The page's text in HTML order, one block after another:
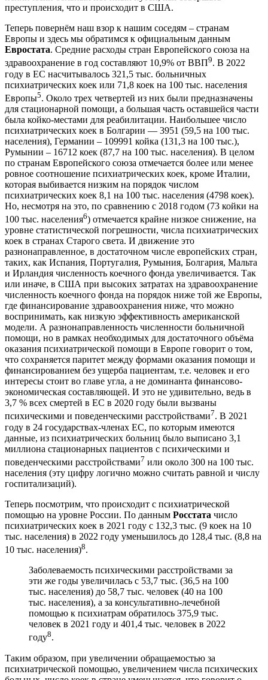
преступления, что и происходит в США.
Теперь повернём наш взор к нашим соседям – странам
Европы и здесь мы обратимся к официальным данным
Евростата. Средние расходы стран Европейского союза на
здравоохранение в год составляют 10,9% от ВВП9. В 2022
году в ЕС насчитывалось 321,5 тыс. больничных
психиатрических коек или 71,8 коек на 100 тыс. населения
Европы5. Около трех четвертей из них были предназначены
для стационарной помощи, а большая часть оставшейся части
была койко-местами для реабилитации. Наибольшее число
психиатрических коек в Болгарии — 3951 (59,5 на 100 тыс.
населения), Германии – 109991 койка (131,3 на 100 тыс.),
Румынии – 16712 коек (87,7 на 100 тыс. населения). В целом
по странам Европейского союза отмечается более или менее
ровное соотношение психиатрических коек, кроме Италии,
которая выбивается низким на порядок числом
психиатрических коек 8,1 на 100 тыс. населения (4798 коек).
Но, несмотря на это, по сравнению с 2018 годом (73 койки на
100 тыс. населения6) отмечается крайне низкое снижение, на
уровне статистической погрешности, числа психиатрических
коек в странах Старого света. И движение это
разнонаправленное, в достаточном числе европейских стран,
таких, как Испания, Португалия, Румыния, Болгария, Мальта
и Ирландия численность коечного фонда увеличивается. Так
или иначе, в США при высоких затратах на здравоохранение
численность коечного фонда на порядок ниже той же Европы,
где финансирование здравоохранения ниже, что можно
воспринимать, как низкую эффективность американской
модели. А разнонаправленность численности больничной
помощи, но в рамках необходимых для достаточного объёма
оказания психиатрической помощи в Европе говорит о том,
что сохраняется паритет между формами оказания помощи и
финансированием без ущерба пациентам, т.е. человек и его
интересы стоит во главе угла, а не доминанта финансово-
экономическая составляющей. И это не удивительно, ведь в
3,7 % всех смертей в ЕС в 2020 году были вызваны
психическими и поведенческими расстройствами7. В 2021
году в 24 государствах-членах ЕС, по которым имеются
данные, из психиатрических больниц было выписано 3,1
миллиона стационарных пациентов с психическими и
поведенческими расстройствами7 или около 300 на 100 тыс.
населения (эту цифру логично можно считать равной и числу
госпитализаций).
Теперь посмотрим, что происходит с психиатрической
помощью на уровне России. По данным Росстата число
психиатрических коек в 2021 году с 132,3 тыс. (9 коек на 10
тыс. населения) в 2022 году уменьшилось до 128,4 тыс. (8,8 на
10 тыс. населения)8.
Заболеваемость психическими расстройствами за
эти же годы увеличилась с 53,7 тыс. (36,5 на 100
тыс. населения) до 58,7 тыс. человек (40 на 100
тыс. населения), а за консультативно-лечебной
помощью к психиатрам обратилось 375,9 тыс.
человек в 2021 году и 401,4 тыс. человек в 2022
году8.
Таким образом, при увеличении обращаемостью за
психиатрической помощью, увеличением числа психических